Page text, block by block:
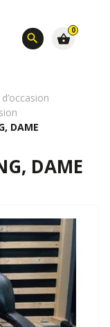
search
0
shopping_basket
DAME
DAME